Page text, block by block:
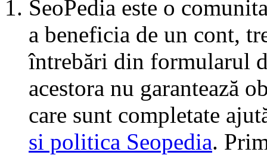
SeoPedia este o
a beneficia de un cont,
întrebări din formularul
acestora nu garantează
care sunt completate
si politica Seopedia.